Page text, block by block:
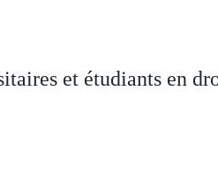
et étudiants en